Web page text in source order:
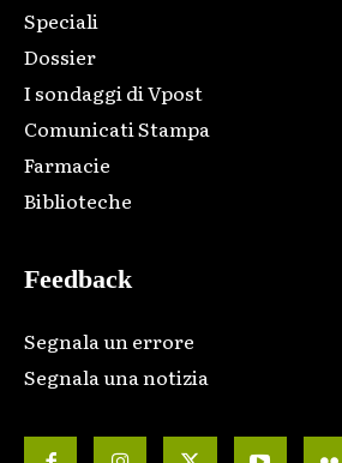
Speciali
Dossier
I sondaggi di Vpost
Comunicati Stampa
Farmacie
Biblioteche
Feedback
Segnala un errore
Segnala una notizia